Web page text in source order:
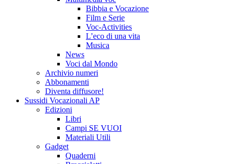
Bibbia e Vocazione
Film e Serie
Voc-Activities
L’eco di una vita
Musica
News
Voci dal Mondo
Archivio numeri
Abbonamenti
Diventa diffusore!
Sussidi Vocazionali AP
Edizioni
Libri
Campi SE VUOI
Materiali Utili
Gadget
Quaderni